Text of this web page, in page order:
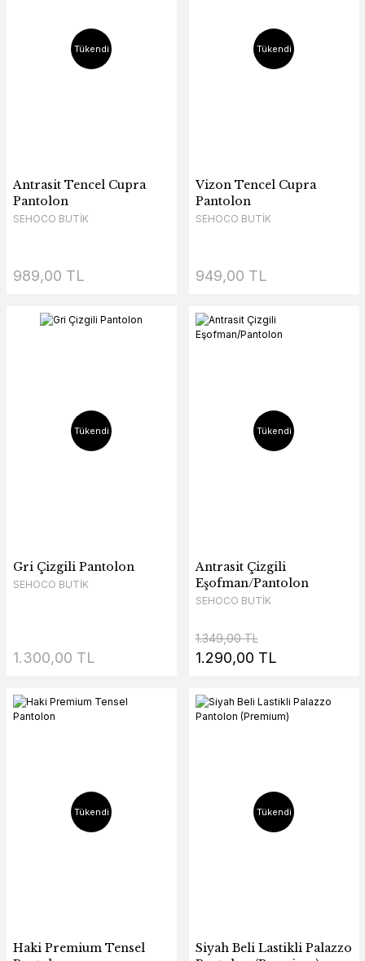
Tükendi
Antrasit Tencel Cupra
Pantolon
SEHOCO BUTİK
989,00 TL
Tükendi
Vizon Tencel Cupra
Pantolon
SEHOCO BUTİK
949,00 TL
Tükendi
Gri Çizgili Pantolon
SEHOCO BUTİK
1.300,00 TL
Tükendi
Antrasit Çizgili
Eşofman/Pantolon
SEHOCO BUTİK
1.349,00 TL
1.290,00 TL
Tükendi
Haki Premium Tensel
Tükendi
Siyah Beli Lastikli Palazzo